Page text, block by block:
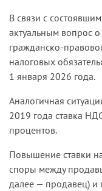
В связи с
актуальным вопрос
гражданско-
налоговых
1 января 2026 года.
Аналогичная
2019 года ставка
процентов.
Повышение ставки
споры между
далее — продавец) и